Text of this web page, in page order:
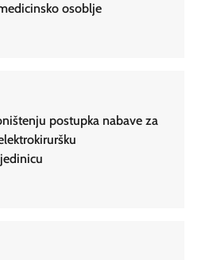
osoblje
postupka nabave za